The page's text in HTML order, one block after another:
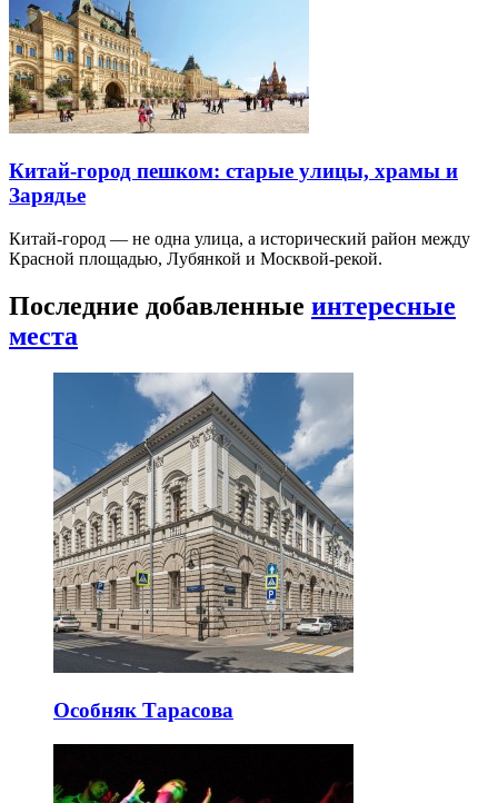
Китай-город пешком: старые улицы, храмы и
Зарядье
Китай-город — не одна улица, а исторический район между
Красной площадью, Лубянкой и Москвой-рекой.
Последние добавленные интересные
места
Особняк Тарасова